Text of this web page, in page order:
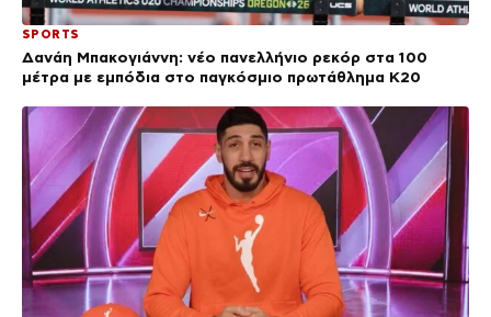
SPORTS
Δανάη Μπακογιάννη: νέο πανελλήνιο ρεκόρ στα 100
μέτρα με εμπόδια στο παγκόσμιο πρωτάθλημα Κ20